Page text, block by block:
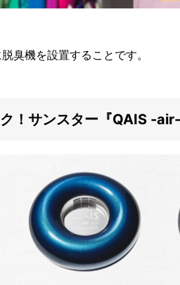
臭機を設置することです。
！サンスター『QAIS -